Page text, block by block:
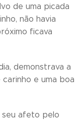
de uma picada
não havia
ficava
demonstrava a
e uma boa
seu afeto pelo